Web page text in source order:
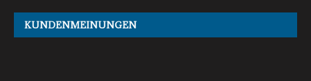
KUNDENMEINUNGEN